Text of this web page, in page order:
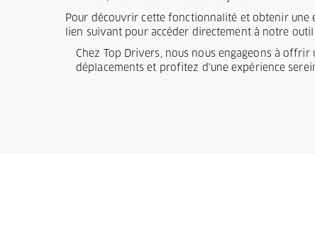
Pour découvrir cette fonctionnalité et obtenir une
lien suivant pour accéder directement à notre
Chez Top Drivers, nous nous engageons à
déplacements et profitez d'une expérience